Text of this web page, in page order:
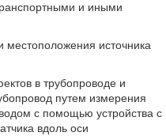
и иными
местоположения источника
в трубопроводе и
путем измерения
с помощью устройства с
вдоль оси